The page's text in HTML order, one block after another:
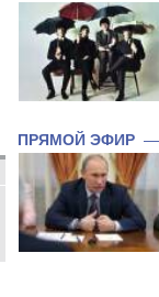
ПРЯМОЙ ЭФИР